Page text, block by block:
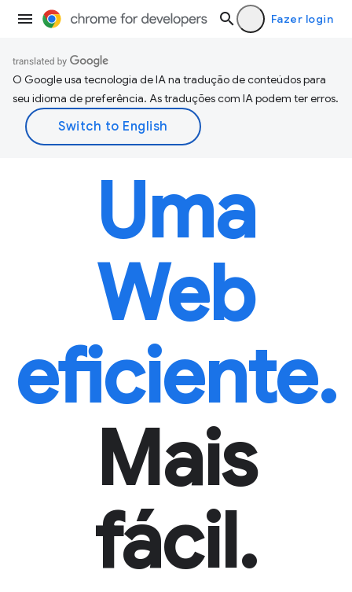
Fazer login
O Google usa tecnologia de IA na tradução de conteúdos para
seu idioma de preferência. As traduções com IA podem ter erros.
Uma
Web
eficiente.
Mais
fácil.